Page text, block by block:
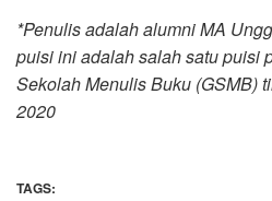
*Penulis adalah alumni MA
puisi ini adalah salah satu puisi
Sekolah Menulis Buku (GSMB)
2020
TAGS: